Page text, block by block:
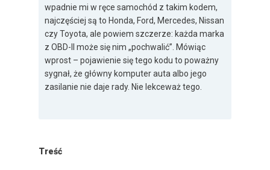
wpadnie mi w ręce samochód z takim kodem,
najczęściej są to Honda, Ford, Mercedes, Nissan
czy Toyota, ale powiem szczerze: każda marka
z OBD-II może się nim „pochwalić”. Mówiąc
wprost – pojawienie się tego kodu to poważny
sygnał, że główny komputer auta albo jego
zasilanie nie daje rady. Nie lekceważ tego.
Treść